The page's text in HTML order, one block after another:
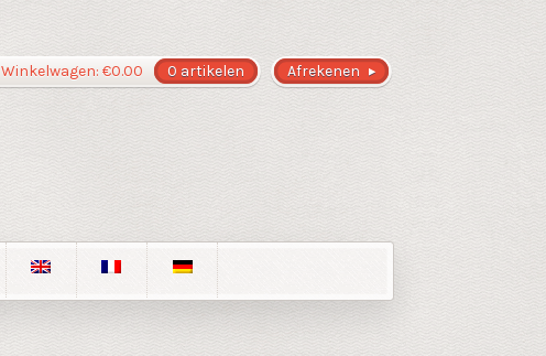
Afrekenen
Winkelwagen: €0.00 0 artikelen